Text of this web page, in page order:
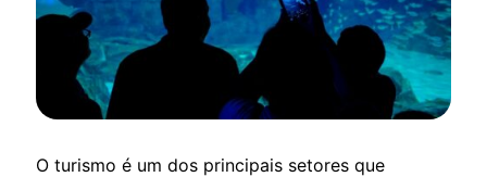
O turismo é um dos principais setores que